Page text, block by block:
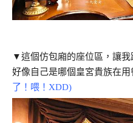
▼這個仿包廂的座位區，讓我
好像自己是哪個皇宮貴族在用
了！喂！XDD)